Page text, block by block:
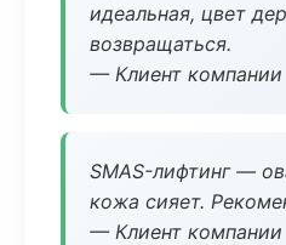
идеальная, цвет
возвращаться.
— Клиент компании
SMAS-лифтинг —
кожа сияет.
— Клиент компании